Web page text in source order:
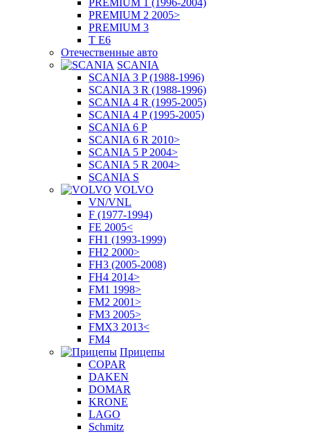
PREMIUM 1 (1996-2004)
PREMIUM 2 2005>
PREMIUM 3
T E6
Отечественные авто
SCANIA
SCANIA 3 P (1988-1996)
SCANIA 3 R (1988-1996)
SCANIA 4 R (1995-2005)
SCANIA 4 P (1995-2005)
SCANIA 6 P
SCANIA 6 R 2010>
SCANIA 5 P 2004>
SCANIA 5 R 2004>
SCANIA S
VOLVO
VN/VNL
F (1977-1994)
FE 2005<
FH1 (1993-1999)
FH2 2000>
FH3 (2005-2008)
FH4 2014>
FM1 1998>
FM2 2001>
FM3 2005>
FMX3 2013<
FM4
Прицепы
COPAR
DAKEN
DOMAR
KRONE
LAGO
Schmitz